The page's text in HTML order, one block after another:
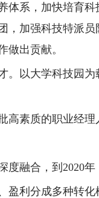
体系，加快培育
加强科技特派
出贡献。
。以大学科技园
素质的职业经理
融合，到2020年
盈利分成多种转